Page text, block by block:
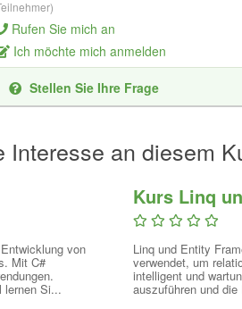
Rufen Sie mich an
Ich möchte mich anmelden
Stellen Sie Ihre Frage
Interesse an diesem
von
Mit C#
lernen Si...
Kurs Linq
Linq und Entity
verwendet, um
intelligent und
auszuführen und